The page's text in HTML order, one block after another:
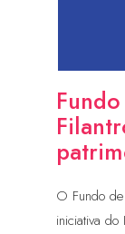
O Fundo de
iniciativa do